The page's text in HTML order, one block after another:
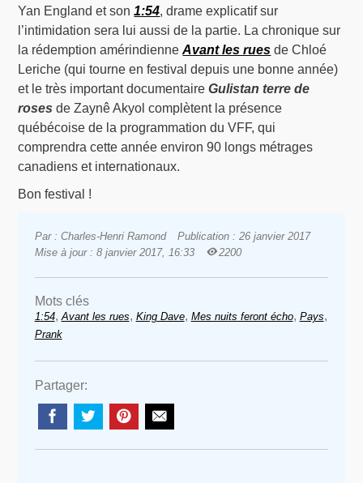
Yan England et son1:54, drame explicatif sur
l’intimidation sera lui aussi de la partie. La chronique sur
la rédemption amérindienneAvant les rues de Chloé
Leriche (qui tourne en festival depuis une bonne année)
et le très important documentaireGulistan terre de
roses de Zaynê Akyol complètent la présence
québécoise de la programmation du VFF, qui
comprendra cette année environ 90 longs métrages
canadiens et internationaux.
Bon festival !
Par : Charles-Henri Ramond
Publication : 26 janvier 2017
Mise à jour : 8 janvier 2017, 16:33
2200
Mots clés
1:54, Avant les rues, King Dave, Mes nuits feront écho, Pays,
Prank
Partager: